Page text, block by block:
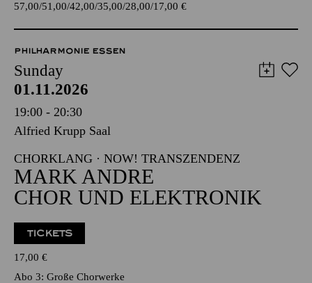
57,00 51,00 42,00 35,00 28,00 17,00 €
PHILHARMONIE ESSEN
Sunday
01.11.2026
19:00 - 20:30
Alfried Krupp Saal
CHORKLANG · NOW! TRANSZENDENZ
MARK ANDRE
CHOR UND ELEKTRONIK
TICKETS
17,00 €
Abo 3: Große Chorwerke